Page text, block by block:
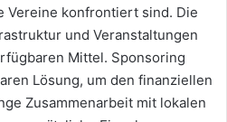
Vereine konfrontiert sind. Die
und Veranstaltungen
Mittel. Sponsoring
Lösung, um den finanziellen
Zusammenarbeit mit lokalen